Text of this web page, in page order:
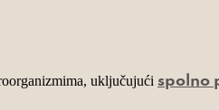
uključujući spolno